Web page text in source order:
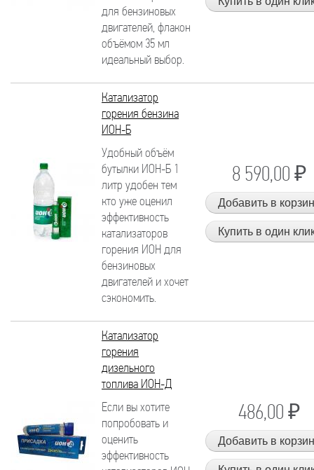
для бензиновых
двигателей, флакон
объёмом 35 мл
идеальный выбор.
Катализатор
горения бензина
ИОН-Б
Удобный объём
бутылки ИОН-Б 1
литр удобен тем
кто уже оценил
эффективность
катализаторов
горения ИОН для
бензиновых
двигателей и хочет
сэкономить.
8 590,00 ₽
Катализатор
горения
дизельного
топлива ИОН-Д
Если вы хотите
попробовать и
оценить
эффективность
486,00 ₽